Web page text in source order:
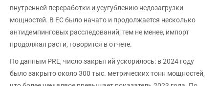
внутренней переработки и усугублению недозагрузки
мощностей. В ЕС было начато и продолжается несколько
антидемпинговых расследований; тем не менее, импорт
продолжал расти, говорится в отчете.
По данным PRE, число закрытий ускорилось: в 2024 году
было закрыто около 300 тыс. метрических тонн мощностей,